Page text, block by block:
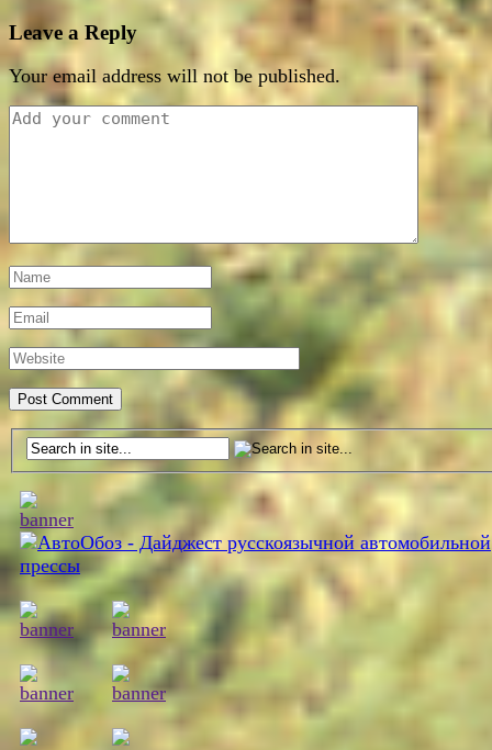
Leave a Reply
Your email address will not be published.